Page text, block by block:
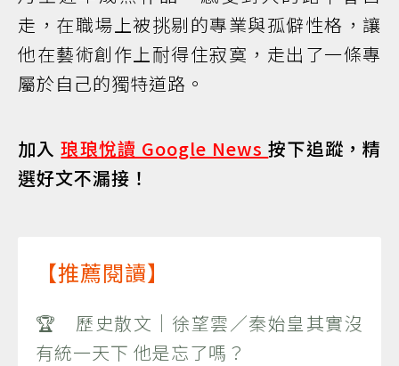
走，在職場上被挑剔的專業與孤僻性格，讓
他在藝術創作上耐得住寂寞，走出了一條專
屬於自己的獨特道路。
加入琅琅悅讀 Google News按下追蹤，精
選好文不漏接！
【推薦閱讀】
🏆 歷史散文｜徐望雲／秦始皇其實沒
有統一天下 他是忘了嗎？